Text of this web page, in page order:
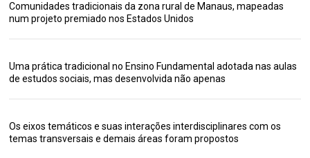
Comunidades tradicionais da zona rural de Manaus, mapeadas
num projeto premiado nos Estados Unidos
Uma prática tradicional no Ensino Fundamental adotada nas aulas
de estudos sociais, mas desenvolvida não apenas
Os eixos temáticos e suas interações interdisciplinares com os
temas transversais e demais áreas foram propostos